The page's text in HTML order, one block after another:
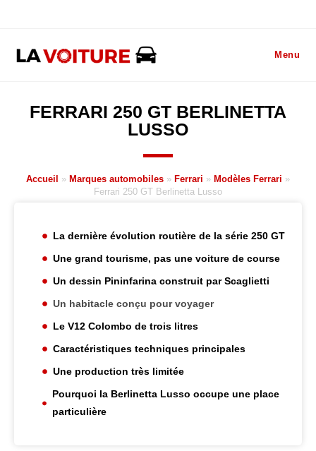
Menu
FERRARI 250 GT BERLINETTA
LUSSO
Accueil » Marques automobiles » Ferrari » Modèles Ferrari »
Ferrari 250 GT Berlinetta Lusso
La dernière évolution routière de la série 250 GT
Une grand tourisme, pas une voiture de course
Un dessin Pininfarina construit par Scaglietti
Un habitacle conçu pour voyager
Le V12 Colombo de trois litres
Caractéristiques techniques principales
Une production très limitée
Pourquoi la Berlinetta Lusso occupe une place
particulière